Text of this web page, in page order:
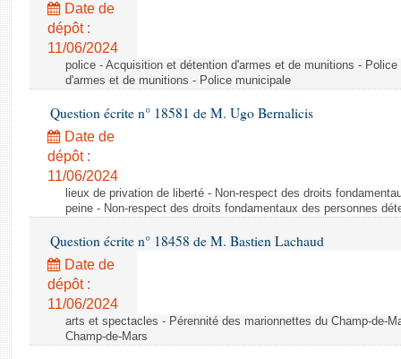
Date de
dépôt :
11/06/2024
police - Acquisition et détention d'armes et de munitions -
d'armes et de munitions - Police municipale
Question écrite n° 18581 de M. Ugo Bernalicis
Date de
dépôt :
11/06/2024
lieux de privation de liberté - Non-respect des droits
peine - Non-respect des droits fondamentaux des personnes
Question écrite n° 18458 de M. Bastien Lachaud
Date de
dépôt :
11/06/2024
arts et spectacles - Pérennité des marionnettes du Champ-de-
Champ-de-Mars